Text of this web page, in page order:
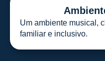
Um ambiente musical,
familiar e inclusivo.